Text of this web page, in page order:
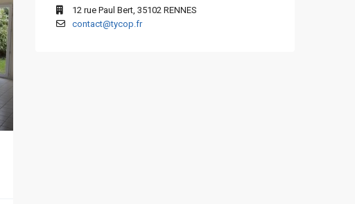
12 rue Paul Bert, 35102 RENNES
contact@tycop.fr